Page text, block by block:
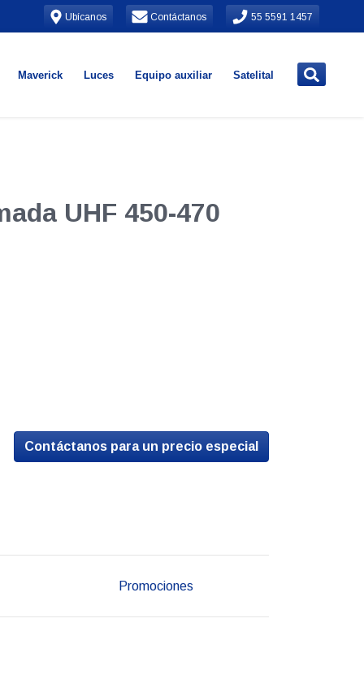
Ubícanos Contáctanos 55 5591 1457
Maverick Luces Equipo auxiliar Satelital
UHF 450-470
Contáctanos para un precio especial
Promociones